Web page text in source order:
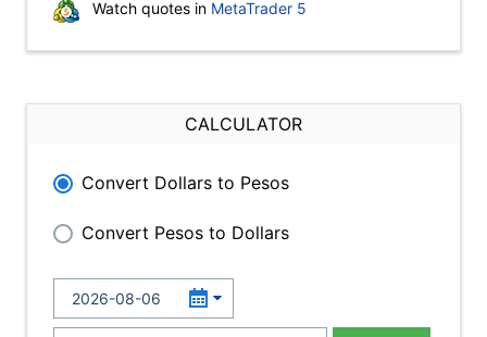
Watch quotes in MetaTrader 5
CALCULATOR
Convert Dollars to Pesos
Convert Pesos to Dollars